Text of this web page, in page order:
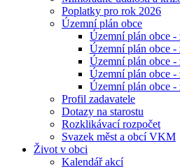
Poplatky pro rok 2026
Územní plán obce
Územní plán obce -
Územní plán obce -
Územní plán obce -
Územní plán obce -
Územní plán obce -
Profil zadavatele
Dotazy na starostu
Rozklikávací rozpočet
Svazek měst a obcí VKM
Život v obci
Kalendář akcí